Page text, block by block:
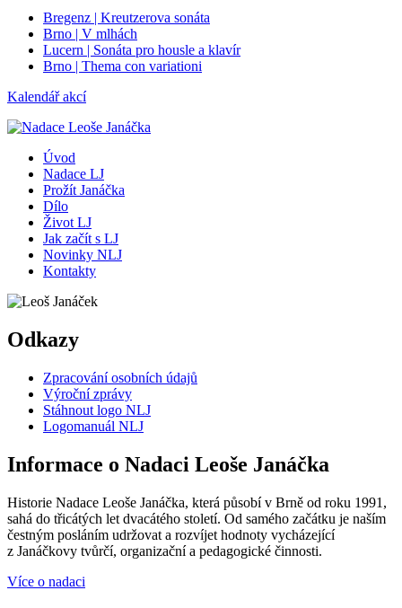
Bregenz | Kreutzerova sonáta
Brno | V mlhách
Lucern | Sonáta pro housle a klavír
Brno | Thema con variationi
Kalendář akcí
Úvod
Nadace LJ
Prožít Janáčka
Dílo
Život LJ
Jak začít s LJ
Novinky NLJ
Kontakty
Odkazy
Zpracování osobních údajů
Výroční zprávy
Stáhnout logo NLJ
Logomanuál NLJ
Informace o Nadaci Leoše Janáčka
Historie Nadace Leoše Janáčka, která působí v Brně od roku 1991,
sahá do třicátých let dvacátého století. Od samého začátku je naším
čestným posláním udržovat a rozvíjet hodnoty vycházející
z Janáčkovy tvůrčí, organizační a pedagogické činnosti.
Více o nadaci